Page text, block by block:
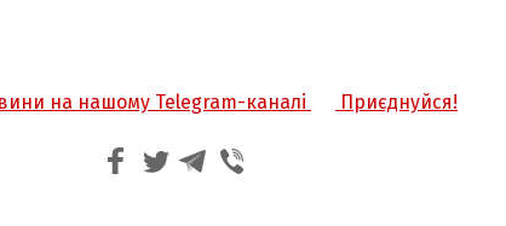
на нашому Telegram-каналі Приєднуйся!